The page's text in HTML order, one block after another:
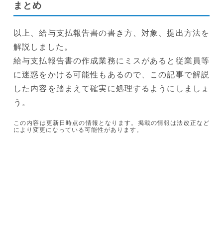
まとめ
以上、給与支払報告書の書き方、対象、提出方法を
解説しました。
給与支払報告書の作成業務にミスがあると従業員等
に迷惑をかける可能性もあるので、この記事で解説
した内容を踏まえて確実に処理するようにしましょ
う。
この内容は更新日時点の情報となります。掲載の情報は法改正など
により変更になっている可能性があります。